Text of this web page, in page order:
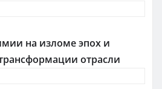
на изломе эпох и
отрасли